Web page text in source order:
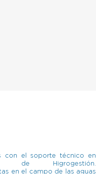
con el soporte técnico en
de Higrogestión.
en el campo de las aguas